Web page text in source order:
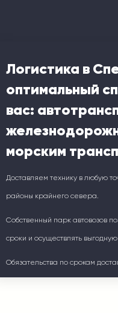
Логистика в
оптимальный
вас:
морским
Доставляем технику в любую
районы крайнего севера.
Собственный парк автовозов
сроки и осуществлять выгодную
Обязательства по срокам